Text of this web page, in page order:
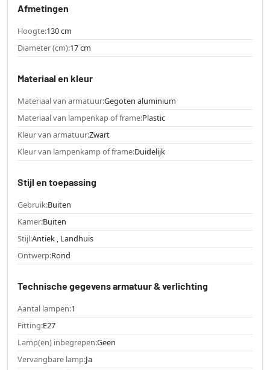
Afmetingen
Hoogte:130 cm
Diameter (cm):17 cm
Materiaal en kleur
Materiaal van armatuur:Gegoten aluminium
Materiaal van lampenkap of frame:Plastic
Kleur van armatuur:Zwart
Kleur van lampenkamp of frame:Duidelijk
Stijl en toepassing
Gebruik:Buiten
Kamer:Buiten
Stijl:Antiek , Landhuis
Ontwerp:Rond
Technische gegevens armatuur & verlichting
Aantal lampen:1
Fitting:E27
Lamp(en) inbegrepen:Geen
Vervangbare lamp:Ja